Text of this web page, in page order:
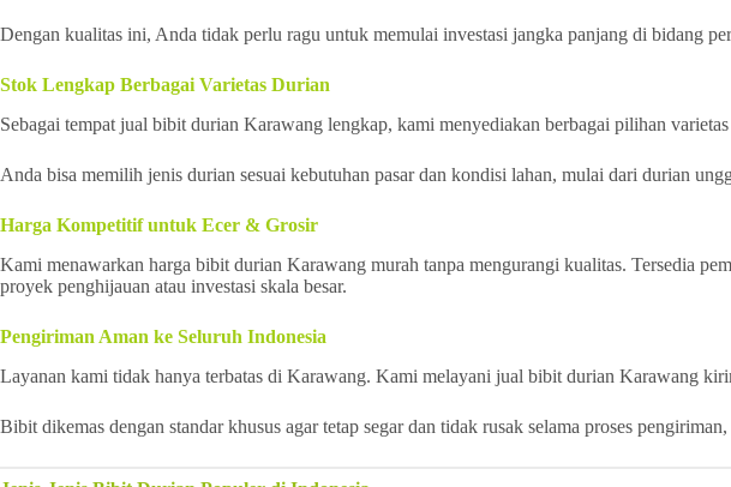
Dengan kualitas ini, Anda tidak perlu ragu untuk memulai investasi jangka panjang di bidang
Stok Lengkap Berbagai Varietas Durian
Sebagai tempat jual bibit durian Karawang lengkap, kami menyediakan berbagai pilihan
Anda bisa memilih jenis durian sesuai kebutuhan pasar dan kondisi lahan, mulai dari durian
Harga Kompetitif untuk Ecer & Grosir
Kami menawarkan harga bibit durian Karawang murah tanpa mengurangi kualitas. Tersedia
proyek penghijauan atau investasi skala besar.
Pengiriman Aman ke Seluruh Indonesia
Layanan kami tidak hanya terbatas di Karawang. Kami melayani jual bibit durian Karawang
Bibit dikemas dengan standar khusus agar tetap segar dan tidak rusak selama proses